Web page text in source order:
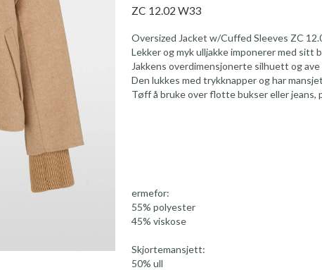
ZC 12.02 W33
Oversized Jacket w/Cuffed Sleeves ZC
Lekker og myk ulljakke imponerer med sitt
Jakkens overdimensjonerte silhuett og
Den lukkes med trykknapper og har
Tøff å bruke over flotte bukser eller jeans,
ermefor:
55% polyester
45% viskose
Skjortemansjett:
50% ull